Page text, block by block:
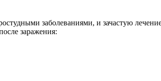
заболеваниями, и зачастую
заражения: